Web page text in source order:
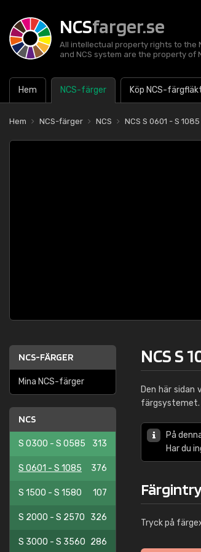
NCSfarger.se
All intellectual property rights to the
and NCS system are the property of
Hem NCS-färger Köp NCS-
Hem NCS-färger NCS NCS S 0601 - S 1085
NCS-FÄRGER
Mina NCS-färger
NCS
S 0300 - S 0585 313
S 0601 - S 1085 376
S 1500 - S 1580 107
S 2000 - S 2570 326
S 3000 - S 3560 286
NCS S
Den här sidan
färgsystemet.
På
Har du
Tryck på